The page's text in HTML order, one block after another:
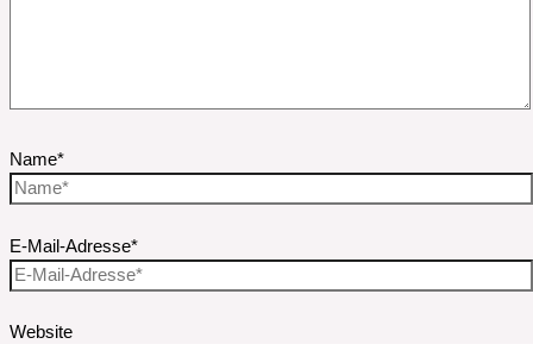
Name*
E-Mail-Adresse*
Website